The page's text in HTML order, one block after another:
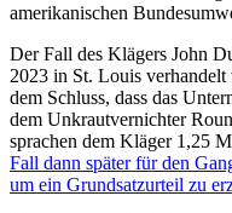
amerikanischen
Der Fall des Klägers John
2023 in St. Louis
dem Schluss, dass das
dem Unkrautvernichter
sprachen dem Kläger 1,25
Fall dann später für den
um ein Grundsatzurteil zu